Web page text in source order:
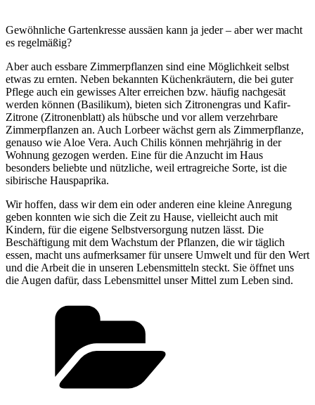
Gewöhnliche Gartenkresse aussäen kann ja jeder – aber wer macht
es regelmäßig?
Aber auch essbare Zimmerpflanzen sind eine Möglichkeit selbst
etwas zu ernten. Neben bekannten Küchenkräutern, die bei guter
Pflege auch ein gewisses Alter erreichen bzw. häufig nachgesät
werden können (Basilikum), bieten sich Zitronengras und Kafir-
Zitrone (Zitronenblatt) als hübsche und vor allem verzehrbare
Zimmerpflanzen an. Auch Lorbeer wächst gern als Zimmerpflanze,
genauso wie Aloe Vera. Auch Chilis können mehrjährig in der
Wohnung gezogen werden. Eine für die Anzucht im Haus
besonders beliebte und nützliche, weil ertragreiche Sorte, ist die
sibirische Hauspaprika.
Wir hoffen, dass wir dem ein oder anderen eine kleine Anregung
geben konnten wie sich die Zeit zu Hause, vielleicht auch mit
Kindern, für die eigene Selbstversorgung nutzen lässt. Die
Beschäftigung mit dem Wachstum der Pflanzen, die wir täglich
essen, macht uns aufmerksamer für unsere Umwelt und für den Wert
und die Arbeit die in unseren Lebensmitteln steckt. Sie öffnet uns
die Augen dafür, dass Lebensmittel unser Mittel zum Leben sind.